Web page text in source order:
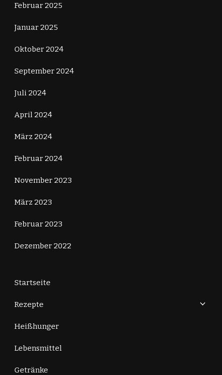
Februar 2025
Januar 2025
Oktober 2024
September 2024
Juli 2024
April 2024
März 2024
Februar 2024
November 2023
März 2023
Februar 2023
Dezember 2022
Startseite
Rezepte
Heißhunger
Lebensmittel
Getränke